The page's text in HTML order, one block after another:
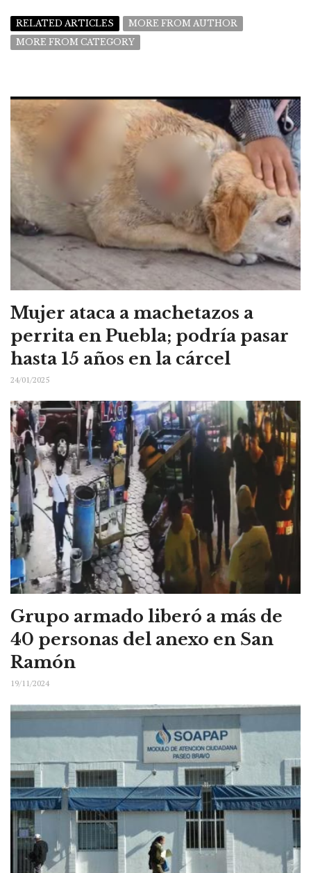
RELATED ARTICLES
MORE FROM AUTHOR
MORE FROM CATEGORY
Mujer ataca a machetazos a
perrita en Puebla; podría pasar
hasta 15 años en la cárcel
24/01/2025
Grupo armado liberó a más de
40 personas del anexo en San
Ramón
19/11/2024